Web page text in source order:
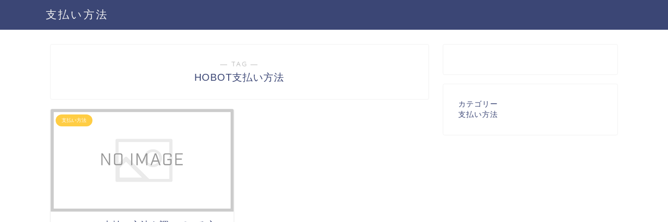
支払い方法
― TAG ―
HOBOT支払い方法
支払い方法
カテゴリー
支払い方法